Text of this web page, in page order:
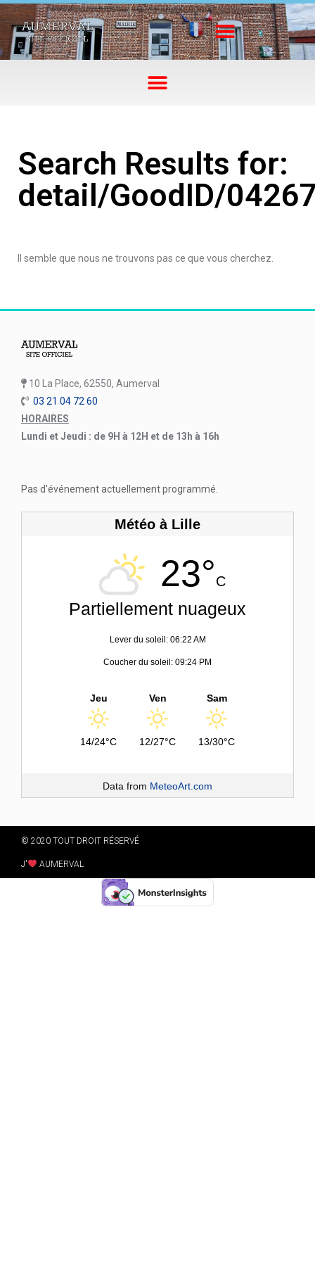
Search Results for:
detail/GoodID/
Il semble que nous ne trouvons pas ce que vous cherchez.
10 La Place, 62550, Aumerval
03 21 04 72 60
HORAIRES
Lundi et Jeudi : de 9H à 12H et de 13h à 16h
Pas d'événement actuellement programmé.
Météo à Lille
23°C
Partiellement nuageux
Lever du soleil: 06:22 AM
Coucher du soleil: 09:24 PM
Jeu
14/24°C
Ven
12/27°C
Sam
13/30°C
Data from MeteoArt.com
© 2020 TOUT DROIT RÉSERVÉ
J' AUMERVAL